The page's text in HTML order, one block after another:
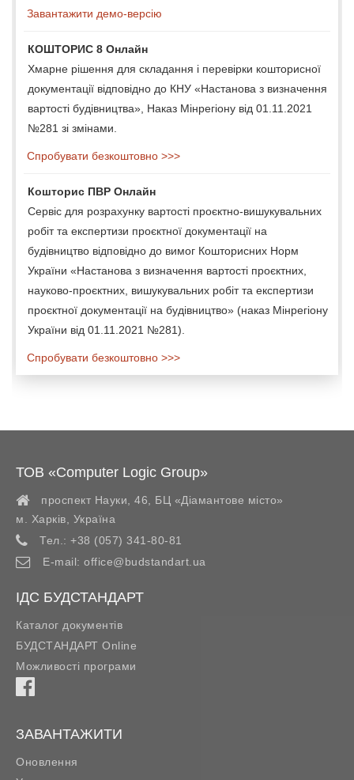
Завантажити демо-версію
КОШТОРИС 8 Онлайн
Хмарне рішення для складання і перевірки кошторисної
документації відповідно до КНУ «Настанова з визначення
вартості будівництва», Наказ Мінрегіону від 01.11.2021
№281 зі змінами.
Спробувати безкоштовно >>>
Кошторис ПВР Онлайн
Сервіс для розрахунку вартості проєктно-вишукувальних
робіт та експертизи проєктної документації на
будівництво відповідно до вимог Кошторисних Норм
України «Настанова з визначення вартості проєктних,
науково-проєктних, вишукувальних робіт та експертизи
проєктної документації на будівництво» (наказ Мінрегіону
України від 01.11.2021 №281).
Спробувати безкоштовно >>>
ТОВ «Computer Logic Group»
проспект Науки, 46, БЦ «Діамантове місто»
м. Харків
Україна
Тел.: +38 (057) 341-80-81
E-mail: office@budstandart.ua
ІДС БУДСТАНДАРТ
Каталог документів
БУДСТАНДАРТ Online
Можливості програми
ЗАВАНТАЖИТИ
Оновлення